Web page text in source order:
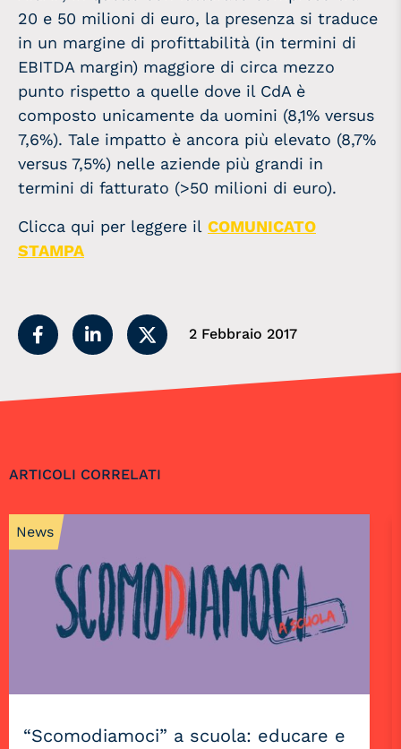
20 e 50 milioni di euro, la presenza si traduce
in un margine di profittabilità (in termini di
EBITDA margin) maggiore di circa mezzo
punto rispetto a quelle dove il CdA è
composto unicamente da uomini (8,1% versus
7,6%). Tale impatto è ancora più elevato (8,7%
versus 7,5%) nelle aziende più grandi in
termini di fatturato (>50 milioni di euro).
Clicca qui per leggere il COMUNICATO
STAMPA
2 Febbraio 2017
ARTICOLI CORRELATI
News
“Scomodiamoci” a scuola: educare e